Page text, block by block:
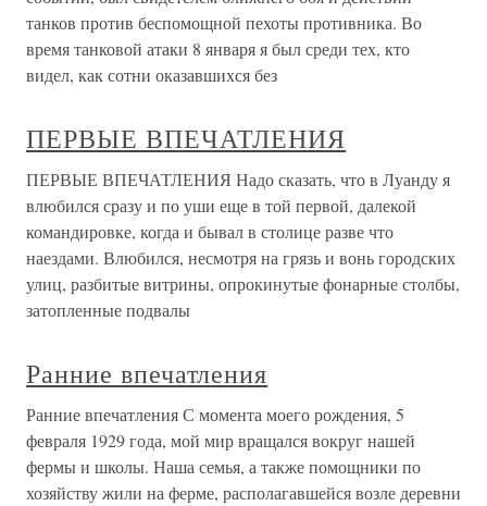
танков против беспомощной пехоты противника. Во
время танковой атаки 8 января я был среди тех, кто
видел, как сотни оказавшихся без
ПЕРВЫЕ ВПЕЧАТЛЕНИЯ
ПЕРВЫЕ ВПЕЧАТЛЕНИЯ Надо сказать, что в Луанду я
влюбился сразу и по уши еще в той первой, далекой
командировке, когда и бывал в столице разве что
наездами. Влюбился, несмотря на грязь и вонь городских
улиц, разбитые витрины, опрокинутые фонарные столбы,
затопленные подвалы
Ранние впечатления
Ранние впечатления С момента моего рождения, 5
февраля 1929 года, мой мир вращался вокруг нашей
фермы и школы. Наша семья, а также помощники по
хозяйству жили на ферме, располагавшейся возле деревни